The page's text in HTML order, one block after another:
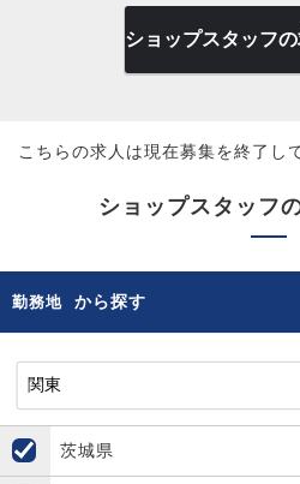
ショップスタッフ
こちらの求人は現在募集を終了し
ショップスタッフ
勤務地 から探す
茨城県